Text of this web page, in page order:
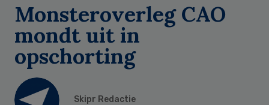
Monsteroverleg CAO
mondt uit in
opschorting
Skipr Redactie